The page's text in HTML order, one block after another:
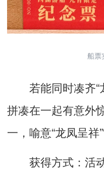
船票
若能同时凑齐“龙
拼凑在一起有意外
一，喻意“龙凤呈祥
获得方式：活动